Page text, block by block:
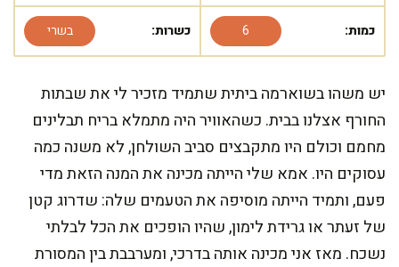
כמות: 6 כשרות: בשרי
יש משהו בשוארמה ביתית שתמיד מזכיר לי את שבתות
החורף אצלנו בבית. כשהאוויר היה מתמלא בריח תבלינים
מחמם וכולם היו מתקבצים סביב השולחן, לא משנה כמה
עסוקים היו. אמא שלי הייתה מכינה את המנה הזאת מדי
פעם, ותמיד הייתה מוסיפה את הטעמים שלה: שדרוג קטן
של זעתר או גרידת לימון, שהיו הופכים את הכל לבלתי
נשכח. מאז אני מכינה אותה בדרכי, ומערבבת בין המסורת